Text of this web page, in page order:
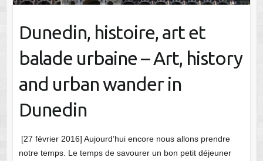
Dunedin, histoire, art et
balade urbaine – Art, history
and urban wander in
Dunedin
[27 février 2016] Aujourd’hui encore nous allons prendre
notre temps. Le temps de savourer un bon petit déjeuner